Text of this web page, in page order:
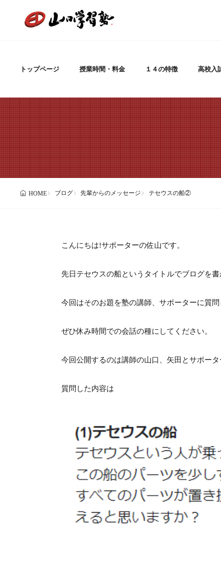
トップページ 授業時間・料金 １４の特徴 高校入
HOME ブログ 先輩からのメッセージ テセウスの船②
こんにちは!サポーターの佐山です。
先日テセウスの船というタイトルでブログを書
今回はそのお題を塾の講師、サポーターに質
ぜひ休み時間での会話の種にしてください。
今回公開するのは講師の山口、矢田とサポー
質問した内容は